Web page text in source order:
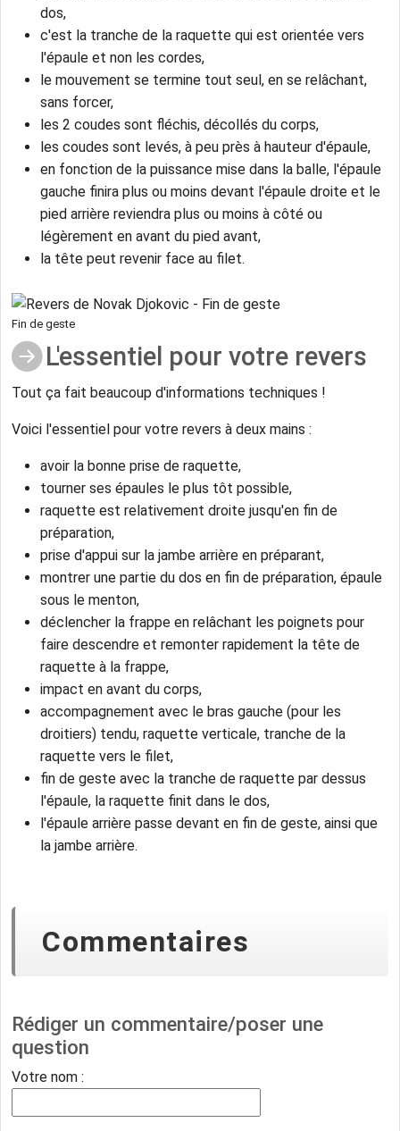
dos,
c'est la tranche de la raquette qui est orientée vers
l'épaule et non les cordes,
le mouvement se termine tout seul, en se relâchant,
sans forcer,
les 2 coudes sont fléchis, décollés du corps,
les coudes sont levés, à peu près à hauteur d'épaule,
en fonction de la puissance mise dans la balle, l'épaule
gauche finira plus ou moins devant l'épaule droite et le
pied arrière reviendra plus ou moins à côté ou
légèrement en avant du pied avant,
la tête peut revenir face au filet.
Fin de geste
L'essentiel pour votre revers
Tout ça fait beaucoup d'informations techniques !
Voici l'essentiel pour votre revers à deux mains :
avoir la bonne prise de raquette,
tourner ses épaules le plus tôt possible,
raquette est relativement droite jusqu'en fin de
préparation,
prise d'appui sur la jambe arrière en préparant,
montrer une partie du dos en fin de préparation, épaule
sous le menton,
déclencher la frappe en relâchant les poignets pour
faire descendre et remonter rapidement la tête de
raquette à la frappe,
impact en avant du corps,
accompagnement avec le bras gauche (pour les
droitiers) tendu, raquette verticale, tranche de la
raquette vers le filet,
fin de geste avec la tranche de raquette par dessus
l'épaule, la raquette finit dans le dos,
l'épaule arrière passe devant en fin de geste, ainsi que
la jambe arrière.
Commentaires
Rédiger un commentaire/poser une
question
Votre nom :